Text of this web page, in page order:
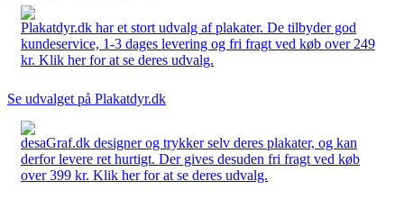
Plakatdyr.dk har et stort udvalg af plakater. De tilbyder god
kundeservice, 1-3 dages levering og fri fragt ved køb over 249
kr. Klik her for at se deres udvalg.
Se udvalget på Plakatdyr.dk
desaGraf.dk designer og trykker selv deres plakater, og kan
derfor levere ret hurtigt. Der gives desuden fri fragt ved køb
over 399 kr. Klik her for at se deres udvalg.